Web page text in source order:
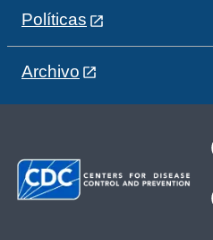
Políticas
Archivo